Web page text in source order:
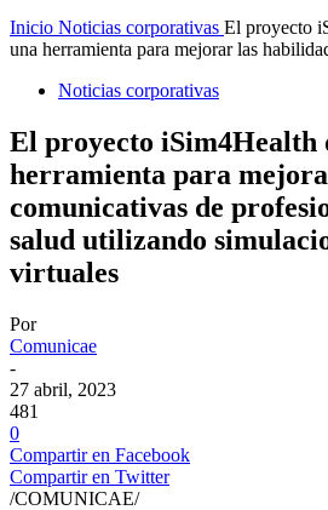
Inicio Noticias corporativas El proyecto
una herramienta para mejorar las
Noticias corporativas
El proyecto iSim4Health
herramienta para
comunicativas de
salud utilizando
virtuales
Por
Comunicae
-
27 abril, 2023
481
0
Compartir en Facebook
Compartir en Twitter
/COMUNICAE/